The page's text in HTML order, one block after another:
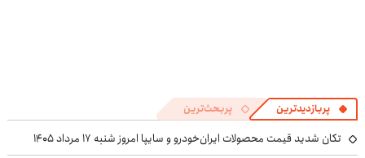
پربازدیدترین پربحث‌ترین
تکان شدید قیمت محصولات ایران‌خودرو و سایپا امروز شنبه ۱۷ مرداد ۱۴۰۵